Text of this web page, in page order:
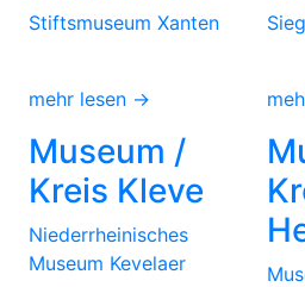
Stiftsmuseum Xanten
mehr lesen →
Museum /
Kreis Kleve
Niederrheinisches
Museum Kevelaer